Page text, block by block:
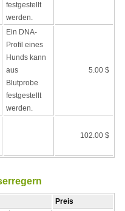
festgestellt
werden.
Ein DNA-
Profil eines
Hunds kann
aus
Blutprobe
festgestellt
werden.
5.00 $
102.00 $
Preis